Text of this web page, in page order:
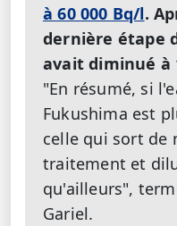
à 60 000 Bq/l.
dernière étape
avait diminué à
"En résumé, si
Fukushima est
celle qui sort de
traitement et
qu'ailleurs",
Gariel.